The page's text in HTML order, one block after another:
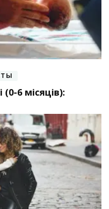
6 місяців):